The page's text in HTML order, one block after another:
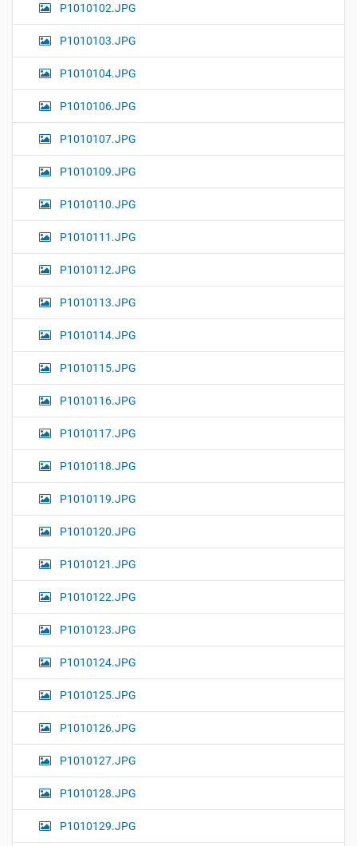
P1010102.JPG
P1010103.JPG
P1010104.JPG
P1010106.JPG
P1010107.JPG
P1010109.JPG
P1010110.JPG
P1010111.JPG
P1010112.JPG
P1010113.JPG
P1010114.JPG
P1010115.JPG
P1010116.JPG
P1010117.JPG
P1010118.JPG
P1010119.JPG
P1010120.JPG
P1010121.JPG
P1010122.JPG
P1010123.JPG
P1010124.JPG
P1010125.JPG
P1010126.JPG
P1010127.JPG
P1010128.JPG
P1010129.JPG